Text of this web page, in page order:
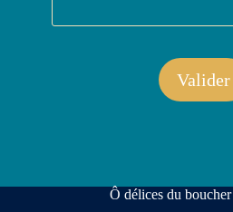
Valider
Ô délices du boucher